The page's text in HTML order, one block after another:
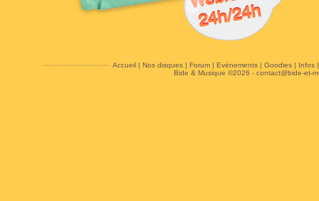
Accueil| Nos disques| Forum| Evénements| Goodies| Infos
Bide & Musique ©2026 - contact@bide-et-